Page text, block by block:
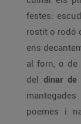
festes:
rostit o rodó
ens
al forn, o de
del dinar de
poemes i